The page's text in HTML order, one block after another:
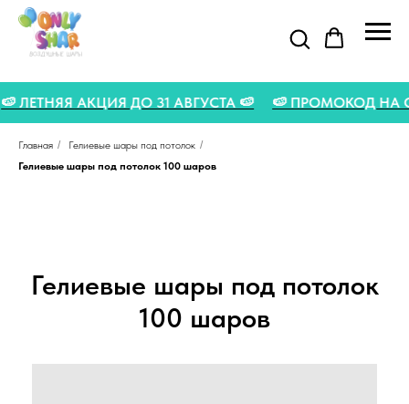
🍉 ЛЕТНЯЯ АКЦИЯ ДО 31 АВГУСТА 🍉 🍉 ПРОМОКОД
Главная / Гелиевые шары под потолок /
Гелиевые шары под потолок 100 шаров
Гелиевые шары под потолок
100 шаров